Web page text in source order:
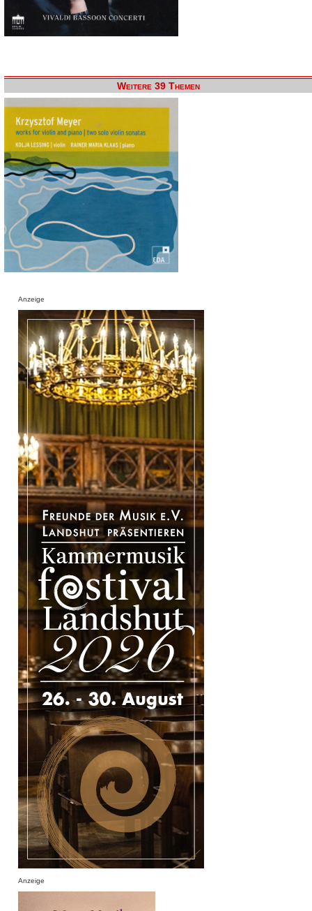
Weitere 39 Themen
Anzeige
Anzeige